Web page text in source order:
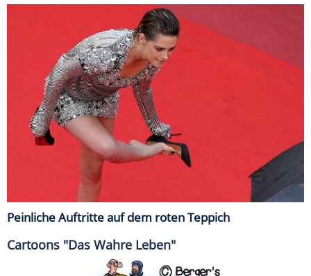
Peinliche Auftritte auf dem roten Teppich
Cartoons "Das Wahre Leben"